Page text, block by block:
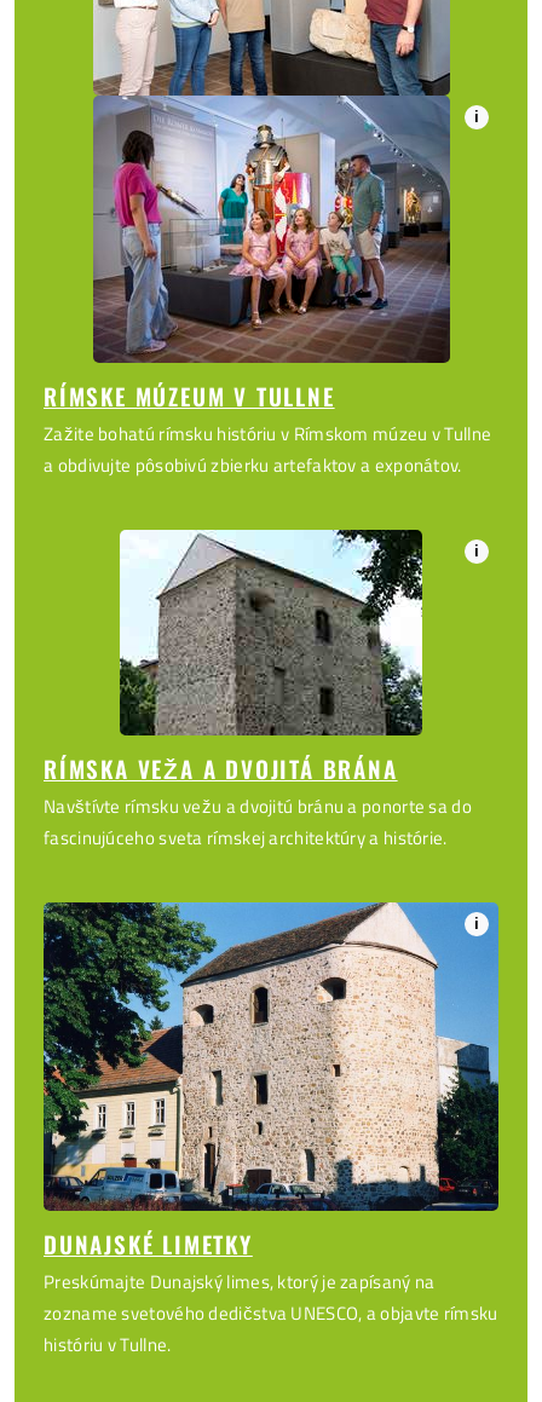
i
RÍMSKE MÚZEUM V TULLNE
Zažite bohatú rímsku históriu v Rímskom múzeu v Tullne
a obdivujte pôsobivú zbierku artefaktov a exponátov.
i
RÍMSKA VEŽA A DVOJITÁ BRÁNA
Navštívte rímsku vežu a dvojitú bránu a ponorte sa do
fascinujúceho sveta rímskej architektúry a histórie.
i
DUNAJSKÉ LIMETKY
Preskúmajte Dunajský limes, ktorý je zapísaný na
zozname svetového dedičstva UNESCO, a objavte rímsku
históriu v Tullne.